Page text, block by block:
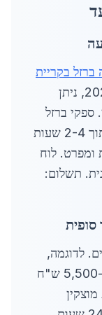
ברזל בקריית
הוא פנייה ראשונית. בשנת 2026, ניתן
ספקי ברזל
במרכז הארץ בקריית מוצקין מגיבים תוך 2-4 שעות
ומפרט. לוח
תשלום:
לדוגמה,
הזמנת 5 טון פרופילים תקבל הצעה ב-5,500 ש"ח